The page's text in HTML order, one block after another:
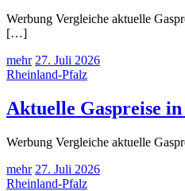
Werbung Vergleiche aktuelle
[…]
mehr 27. Juli 2026
Rheinland-Pfalz
Aktuelle Gaspreise in
Werbung Vergleiche aktuelle
mehr 27. Juli 2026
Rheinland-Pfalz